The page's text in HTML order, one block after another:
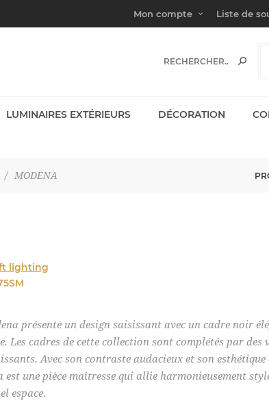
Mon compte Liste de
LUMINAIRES EXTÉRIEURS DÉCORATION
/ MODENA
lighting
présente un design saisissant avec un cadre noir
Les cadres de cette collection sont complétés par des
Avec son contraste audacieux et son
est une pièce maîtresse qui allie harmonieusement
espace.